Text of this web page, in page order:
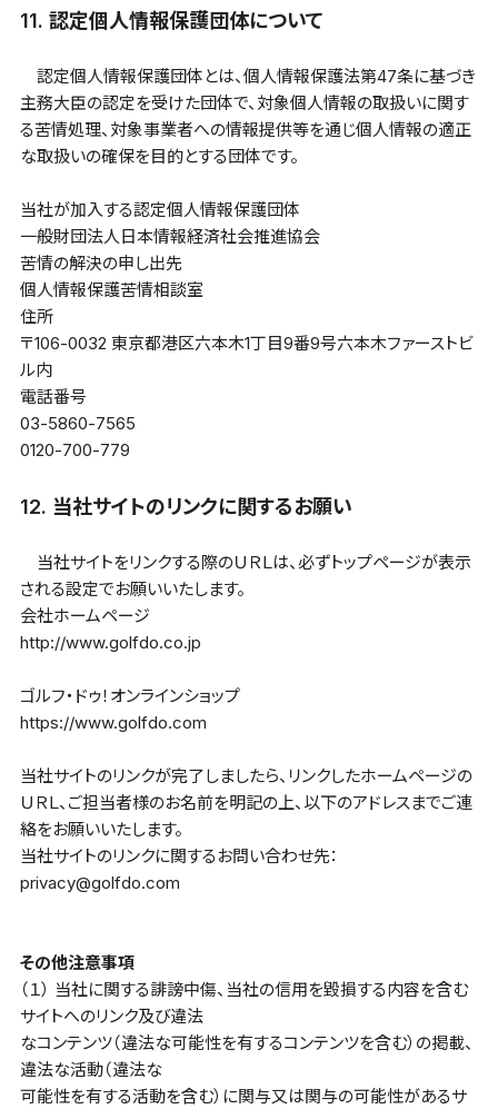
11. 認定個人情報保護団体について
認定個人情報保護団体とは、個人情報保護法第47条に基づき
主務大臣の認定を受けた団体で、対象個人情報の取扱いに関す
る苦情処理、対象事業者への情報提供等を通じ個人情報の適正
な取扱いの確保を目的とする団体です。
当社が加入する認定個人情報保護団体
一般財団法人日本情報経済社会推進協会
苦情の解決の申し出先
個人情報保護苦情相談室
住所
〒106-0032 東京都港区六本木1丁目9番9号六本木ファーストビ
ル内
電話番号
03-5860-7565
0120-700-779
12. 当社サイトのリンクに関するお願い
当社サイトをリンクする際のＵＲＬは、必ずトップページが表示
される設定でお願いいたします。
会社ホームページ
http://www.golfdo.co.jp
ゴルフ・ドゥ！オンラインショップ
https://www.golfdo.com
当社サイトのリンクが完了しましたら、リンクしたホームページの
ＵＲＬ、ご担当者様のお名前を明記の上、以下のアドレスまでご連
絡をお願いいたします。
当社サイトのリンクに関するお問い合わせ先：
privacy@golfdo.com
その他注意事項
（１） 当社に関する誹謗中傷、当社の信用を毀損する内容を含む
サイトへのリンク及び違法
なコンテンツ（違法な可能性を有するコンテンツを含む）の掲載、
違法な活動（違法な
可能性を有する活動を含む）に関与又は関与の可能性があるサ